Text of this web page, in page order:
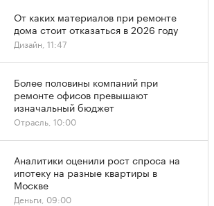
От каких материалов при ремонте
дома стоит отказаться в 2026 году
Дизайн, 11:47
Более половины компаний при
ремонте офисов превышают
изначальный бюджет
Отрасль, 10:00
Аналитики оценили рост спроса на
ипотеку на разные квартиры в
Москве
Деньги, 09:00